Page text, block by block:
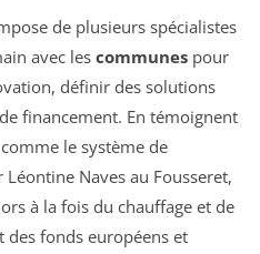
de plusieurs spécialistes
avec les communes pour
définir des solutions
financement. En témoignent
le système de
Léontine Naves au Fousseret,
à la fois du chauffage et de
fonds européens et